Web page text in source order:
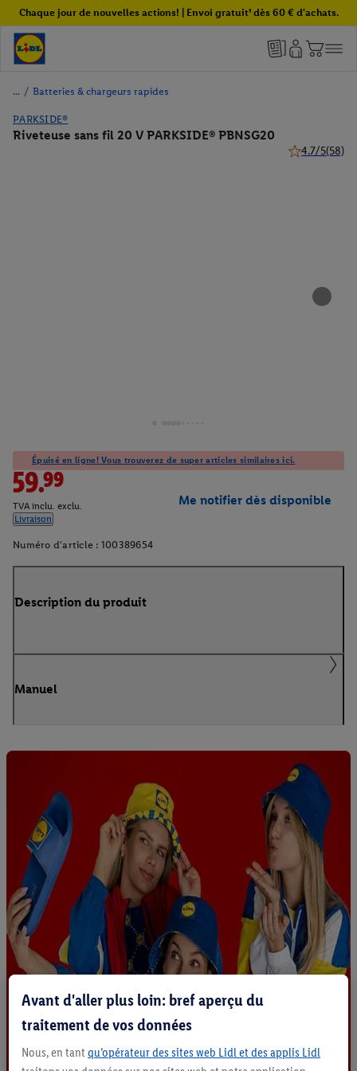
Chaque jour de nouvelles actions! | Envoi gratuit¹ dès 60 € d'achats.
/ Batteries & chargeurs rapides
PARKSIDE®
Riveteuse sans fil 20 V PARKSIDE® PBNSG20
4.7/5(58)
Épuisé en ligne! Vous trouverez de super articles similaires ici.
59.99
TVA inclu. exclu.
Livraison
Me notifier dès disponible
Numéro d'article : 100389654
Description du produit
Manuel
Avant d'aller plus loin: bref aperçu du
traitement de vos données
Nous, en tant qu’opérateur des sites web Lidl et des applis Lidl